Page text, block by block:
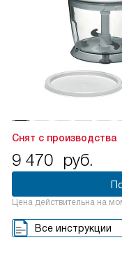
Снят с производства
9 470 руб.
Цена действительна на
Все инструкции